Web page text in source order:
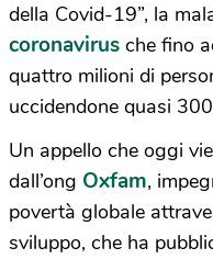
della Covid-19”, la
coronavirus che fino
quattro milioni di
uccidendone quasi
Un appello che oggi
dall’ong Oxfam,
povertà globale
sviluppo, che ha